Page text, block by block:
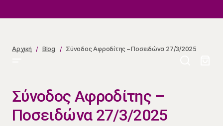
Αρχική Blog Σύνοδος Αφροδίτης – Ποσειδώνα 27/3/2025
Σύνοδος Αφροδίτης –
Ποσειδώνα 27/3/2025